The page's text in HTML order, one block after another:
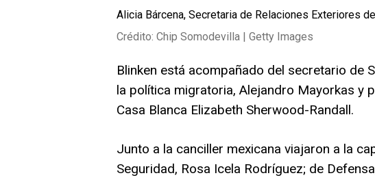
Alicia Bárcena, Secretaria de Relaciones Exteriores
Crédito: Chip Somodevilla | Getty Images
Blinken está acompañado del secretario de
la política migratoria, Alejandro Mayorkas y
Casa Blanca Elizabeth Sherwood-Randall.
Junto a la canciller mexicana viajaron a la
Seguridad, Rosa Icela Rodríguez; de